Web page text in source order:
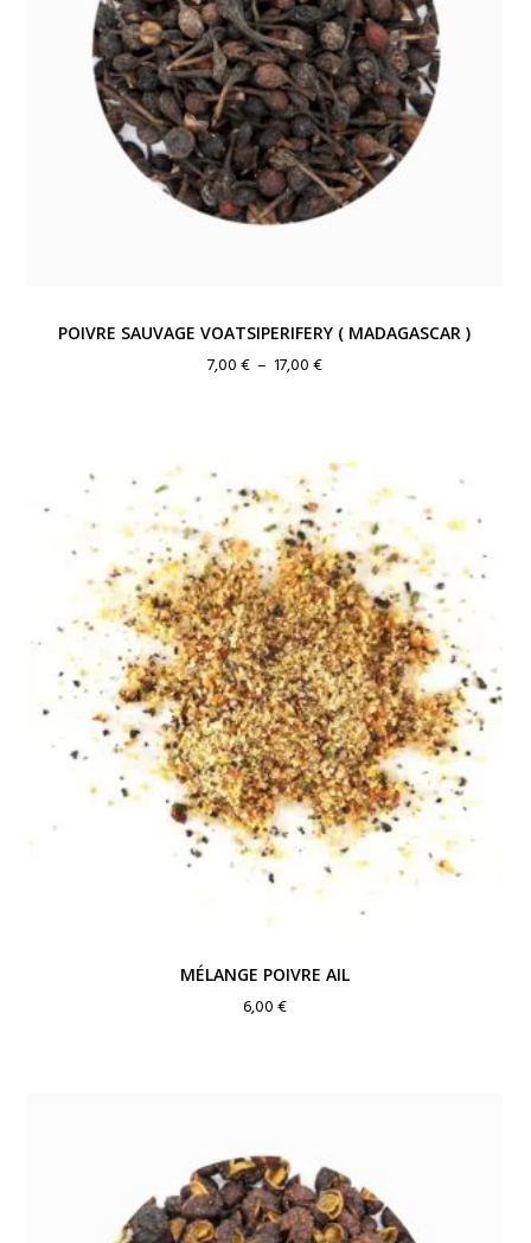
POIVRE SAUVAGE VOATSIPERIFERY ( MADAGASCAR )
7,00€ – 17,00€Plage
17,00 €
MÉLANGE POIVRE AIL
6,00€